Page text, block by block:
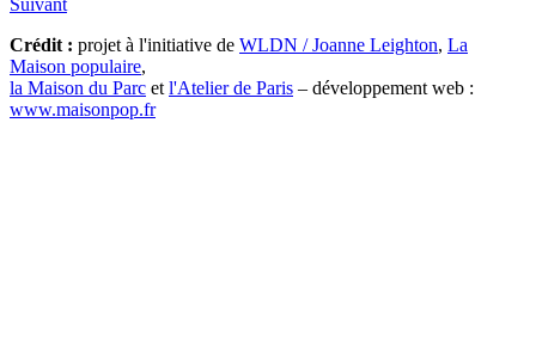
Crédit : projet à l'initiative de WLDN / Joanne Leighton, La
Maison populaire,
la Maison du Parc et l'Atelier de Paris – développement web :
www.maisonpop.fr